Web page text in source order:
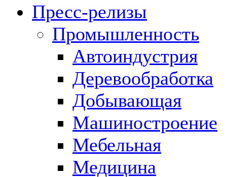
Пресс-релизы
Промышленность
Автоиндустрия
Деревообработка
Добывающая
Машиностроение
Мебельная
Медицина